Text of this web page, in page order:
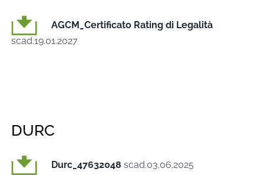
AGCM_Certificato Rating di Legalità
scad.19.01.2027
DURC
Durc_47632048 scad.03.06.2025